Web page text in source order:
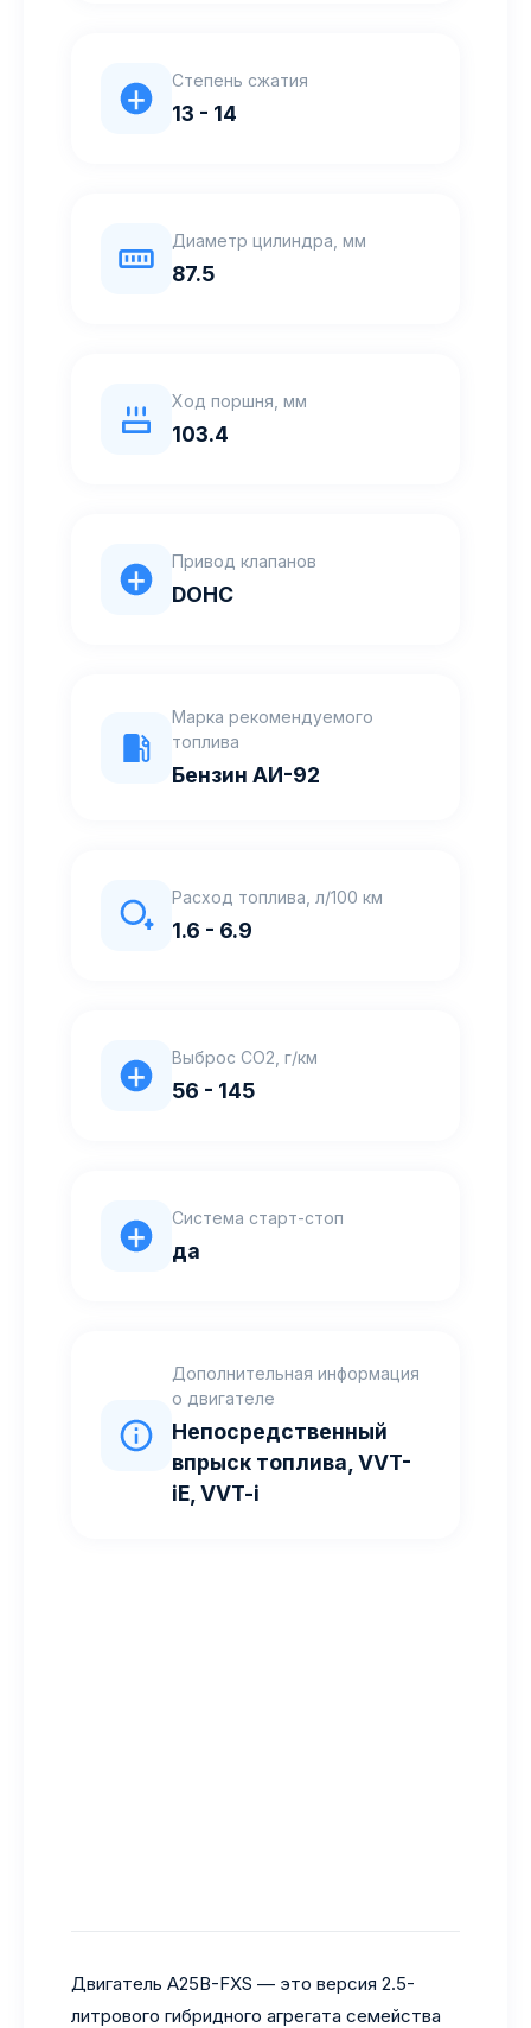
Степень сжатия
13 - 14
Диаметр цилиндра, мм
87.5
Ход поршня, мм
103.4
Привод клапанов
DOHC
Марка рекомендуемого
топлива
Бензин АИ-92
Расход топлива, л/100 км
1.6 - 6.9
Выброс CO2, г/км
56 - 145
Система старт-стоп
да
Дополнительная информация
о двигателе
Непосредственный
впрыск топлива, VVT-
iE, VVT-i
Двигатель A25B-FXS — это версия 2.5-
литрового гибридного агрегата семейства